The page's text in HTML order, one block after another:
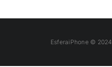
EsferaiPhone © 2024